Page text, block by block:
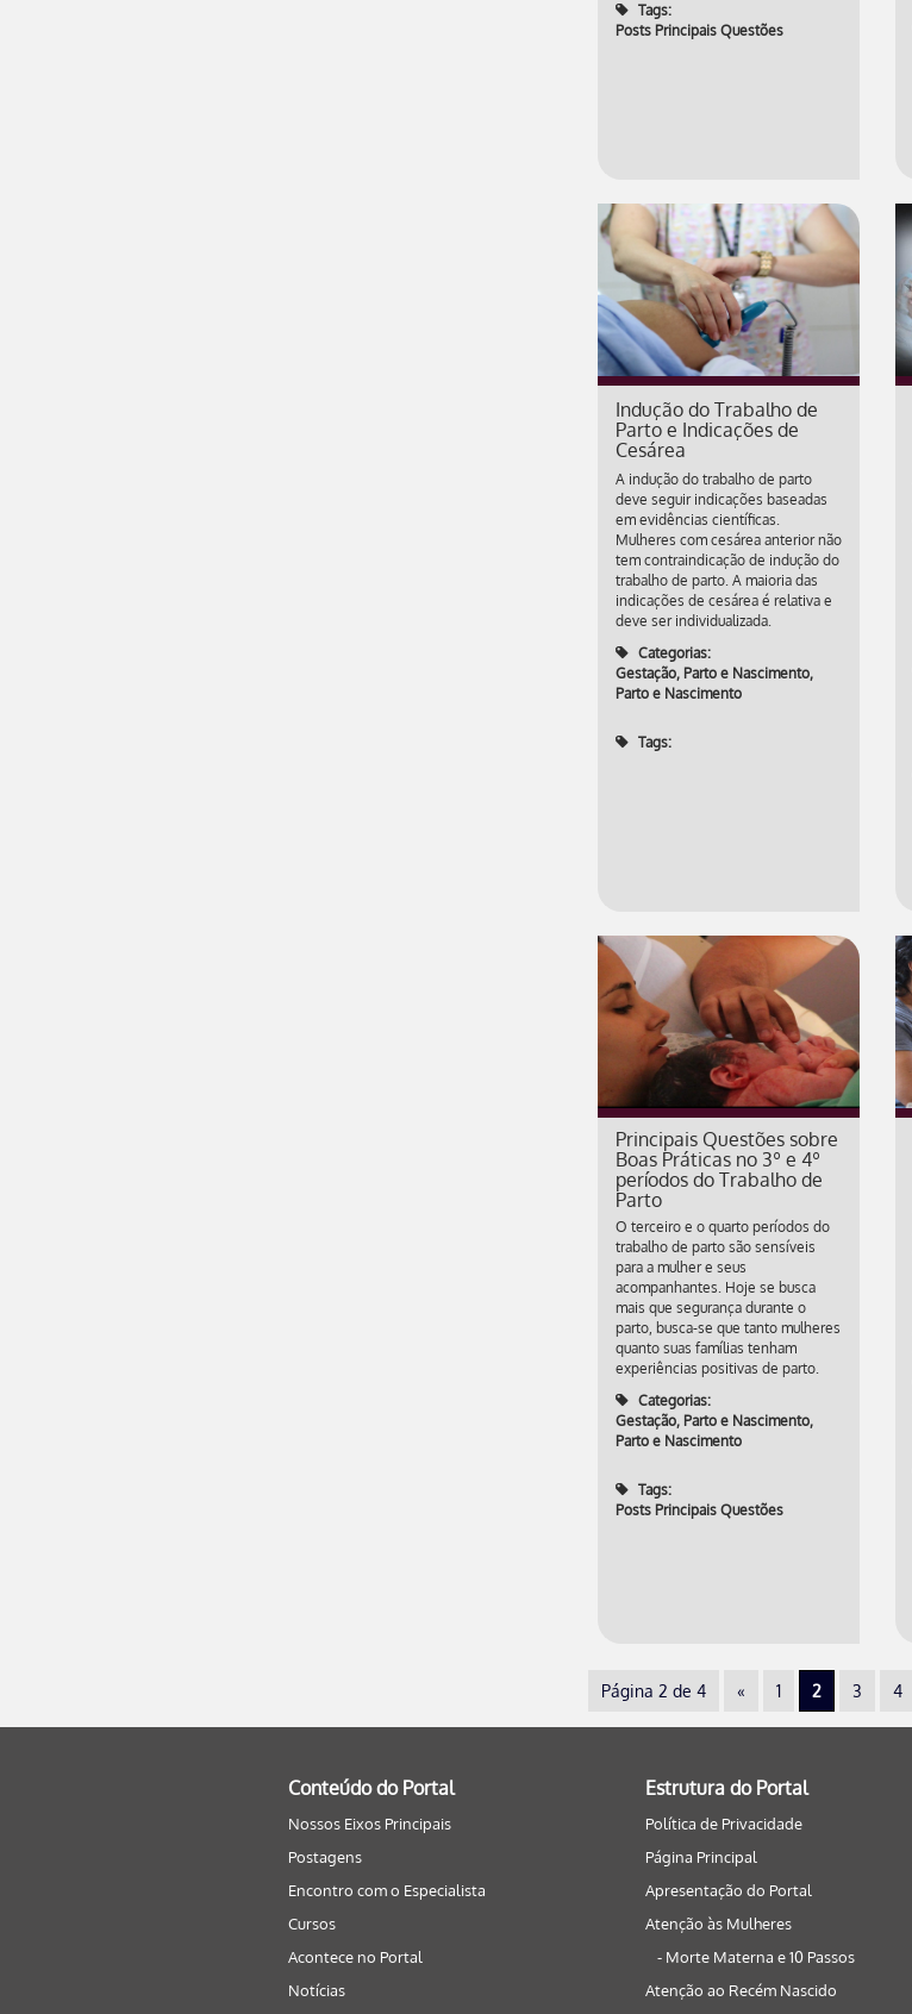
Tags:
Posts Principais Questões
Indução do Trabalho de
Parto e Indicações de
Cesárea
A indução do trabalho de parto
deve seguir indicações baseadas
em evidências científicas.
Mulheres com cesárea anterior não
tem contraindicação de indução do
trabalho de parto. A maioria das
indicações de cesárea é relativa e
deve ser individualizada.
Categorias:
Gestação, Parto e Nascimento,
Parto e Nascimento
Tags:
Principais Questões sobre
Boas Práticas no 3º e 4º
períodos do Trabalho de
Parto
O terceiro e o quarto períodos do
trabalho de parto são sensíveis
para a mulher e seus
acompanhantes. Hoje se busca
mais que segurança durante o
parto, busca-se que tanto mulheres
quanto suas famílias tenham
experiências positivas de parto.
Categorias:
Gestação, Parto e Nascimento,
Parto e Nascimento
Tags:
Posts Principais Questões
Página 2 de 4 « 1 2 3 4
Conteúdo do Portal
Nossos Eixos Principais
Postagens
Encontro com o Especialista
Cursos
Acontece no Portal
Notícias
Estrutura do Portal
Política de Privacidade
Página Principal
Apresentação do Portal
Atenção às Mulheres
- Morte Materna e 10 Passos
Atenção ao Recém Nascido